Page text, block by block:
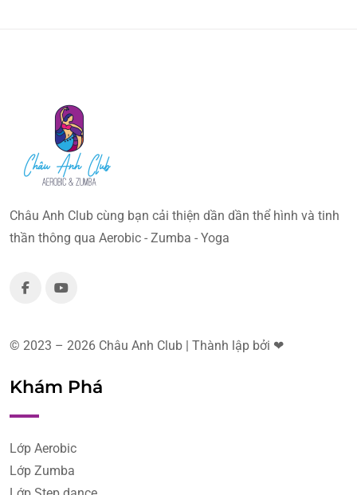
Châu Anh Club cùng bạn cải thiện dần dần thể hình và tinh
thần thông qua Aerobic - Zumba - Yoga
© 2023 – 2026 Châu Anh Club | Thành lập bởi ❤
Khám Phá
Lớp Aerobic
Lớp Zumba